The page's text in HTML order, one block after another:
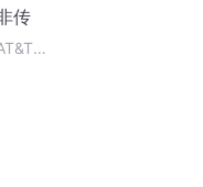
传
公